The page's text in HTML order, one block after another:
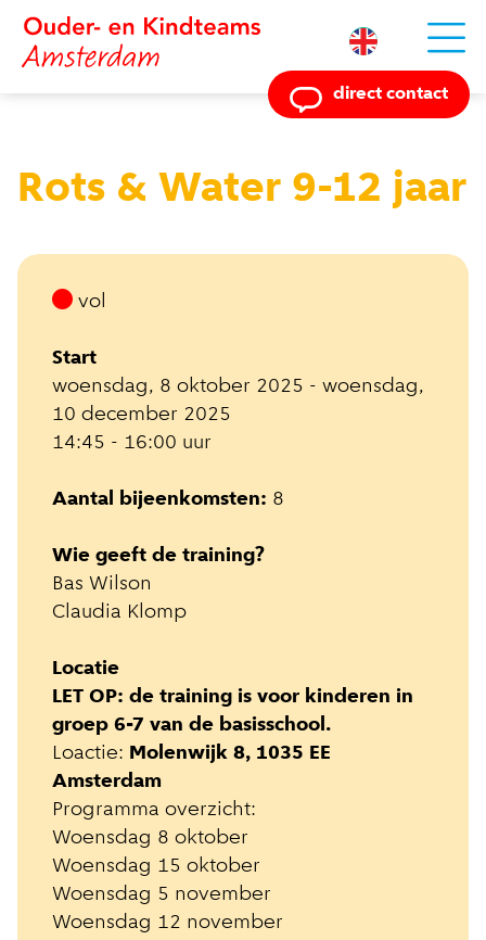
Powered by
direct contact
Rots & Water 9-12 jaar
vol
Start
woensdag, 8 oktober 2025 - woensdag,
10 december 2025
14:45 - 16:00 uur
Aantal bijeenkomsten: 8
Wie geeft de training?
Bas Wilson
Claudia Klomp
Locatie
LET OP: de training is voor kinderen in
groep 6-7 van de basisschool.
Loactie: Molenwijk 8, 1035 EE
Amsterdam
Programma overzicht:
Woensdag 8 oktober
Woensdag 15 oktober
Woensdag 5 november
Woensdag 12 november